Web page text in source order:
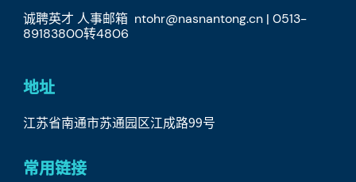
诚聘英才 人事邮箱 ntohr@nasnantong.cn | 0513-
89183800转4806
地址
江苏省南通市苏通园区江成路99号
常用链接